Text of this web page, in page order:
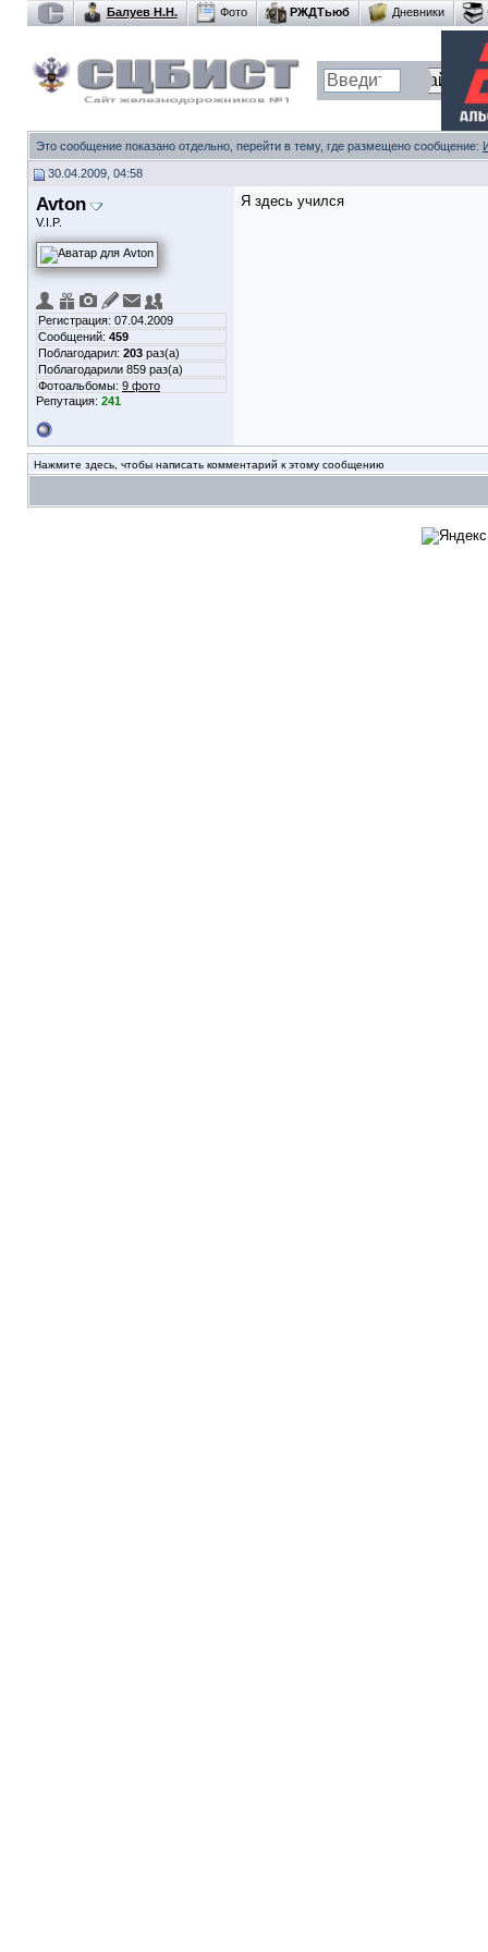
Балуев Н.Н. Фото РЖДТьюб Дневники
Это сообщение показано отдельно, перейти в тему, где размещено сообщение:
30.04.2009, 04:58
Avton
V.I.P.
Регистрация: 07.04.2009
Сообщений: 459
Поблагодарил: 203 раз(а)
Поблагодарили 859 раз(а)
Фотоальбомы: 9 фото
Репутация: 241
Я здесь учился
Нажмите здесь, чтобы написать комментарий к этому сообщению